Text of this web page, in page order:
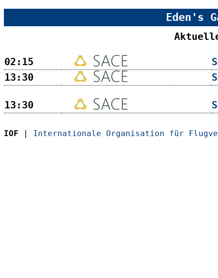
Eden's
02:15
13:30
13:30
IOF | Internationale Organisation für